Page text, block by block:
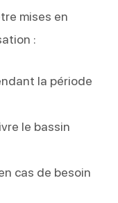
mises en
:
la période
le bassin
cas de besoin